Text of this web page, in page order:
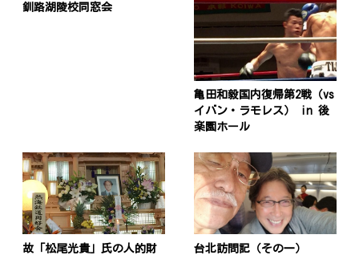
釧路湖陵校同窓会
亀田和毅国内復帰第2戦（vs
イバン・ラモレス） in 後
楽園ホール
故「松尾光貴」氏の人的財
台北訪問記（その一）